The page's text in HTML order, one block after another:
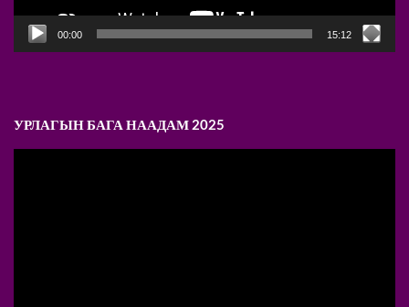
00:00 15:12
УРЛАГЫН БАГА НААДАМ 2025